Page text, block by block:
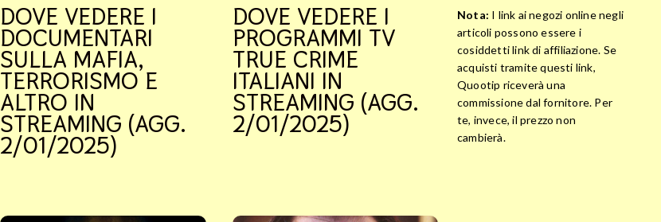
DOVE VEDERE I
DOCUMENTARI
SULLA MAFIA,
TERRORISMO E
ALTRO IN
STREAMING (AGG.
2/01/2025)
DOVE VEDERE I
PROGRAMMI TV
TRUE CRIME
ITALIANI IN
STREAMING (AGG.
2/01/2025)
Nota: I link ai negozi online negli
articoli possono essere i
cosiddetti link di affiliazione. Se
acquisti tramite questi link,
Quootip riceverà una
commissione dal fornitore. Per
te, invece, il prezzo non
cambierà.